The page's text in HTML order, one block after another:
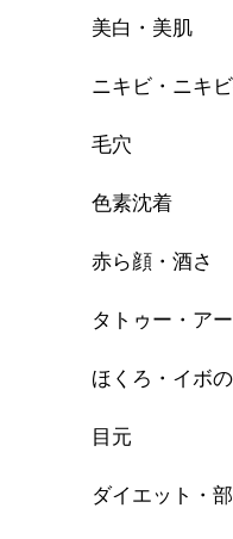
美白・美肌
ニキビ・ニキ
毛穴
色素沈着
赤ら顔・酒さ
タトゥー・ア
ほくろ・イボ
目元
ダイエット・